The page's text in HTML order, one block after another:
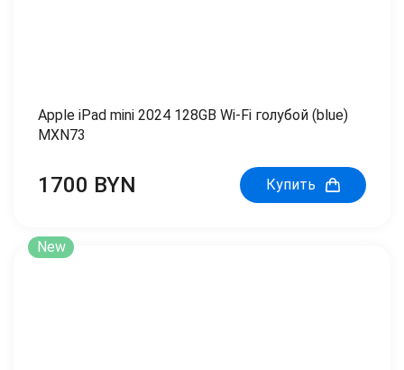
Apple iPad mini 2024 128GB Wi-Fi голубой (blue)
MXN73
1700 BYN Купить
New